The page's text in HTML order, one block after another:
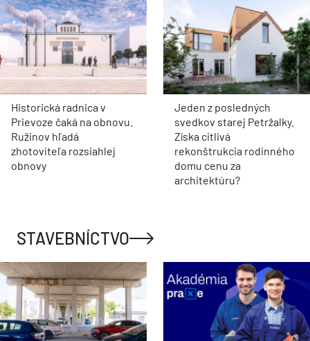
Historická radnica v
Prievoze čaká na obnovu.
Ružinov hľadá
zhotoviteľa rozsiahlej
obnovy
Jeden z posledných
svedkov starej Petržalky.
Získa citlivá
rekonštrukcia rodinného
domu cenu za
architektúru?
STAVEBNÍCTVO